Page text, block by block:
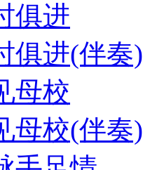
俱进
俱进(伴奏)
母校
母校(伴奏)